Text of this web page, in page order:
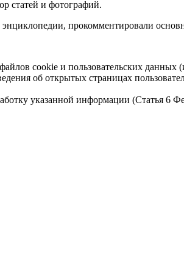
статей и фотографий.
прокомментировали
cookie и пользовательских
об открытых страницах
указанной информации (Статья